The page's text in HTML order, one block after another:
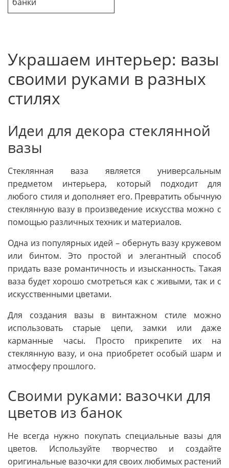
Украшаем интерьер: вазы
своими руками в разных
стилях
Идеи для декора стеклянной
вазы
Стеклянная ваза является универсальным
предметом интерьера, который подходит для
любого стиля и дополняет его. Превратить обычную
стеклянную вазу в произведение искусства можно с
помощью различных техник и материалов.
Одна из популярных идей – обернуть вазу кружевом
или бинтом. Это простой и элегантный способ
придать вазе романтичность и изысканность. Такая
ваза будет хорошо смотреться как с живыми, так и с
искусственными цветами.
Для создания вазы в винтажном стиле можно
использовать старые цепи, замки или даже
карманные часы. Просто прикрепите их на
стеклянную вазу, и она приобретет особый шарм и
атмосферу прошлого.
Своими руками: вазочки для
цветов из банок
Не всегда нужно покупать специальные вазы для
цветов. Используйте творчество и создайте
оригинальные вазочки для своих любимых растений